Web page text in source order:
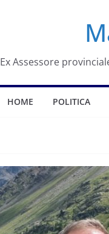
Ex Assessore
HOME POLITICA